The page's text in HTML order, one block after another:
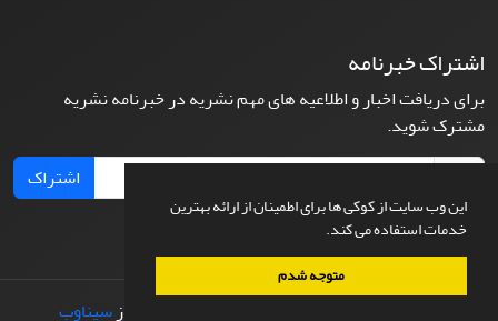
این وب سایت از کوکی ها برای اطمینان از ارائه بهترین
خدمات استفاده می کند.
متوجه شدم
اشتراک خبرنامه
برای دریافت اخبار و اطلاعیه های مهم نشریه در خبرنامه نشریه
مشترک شوید.
اشتراک
طراحی و پیاده سازی از سیناوب